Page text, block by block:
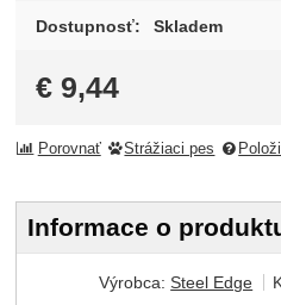
Dostupnosť: Skladem
€ 9,44
Porovnať Strážiaci pes
Informace o
Výrobca:Steel Edge